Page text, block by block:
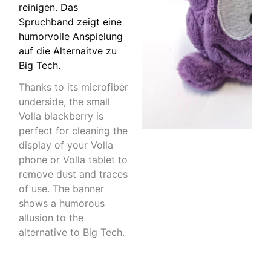
reinigen. Das
Spruchband zeigt eine
humorvolle Anspielung
auf die Alternaitve zu
Big Tech.
Thanks to its microfiber
underside, the small
Volla blackberry is
perfect for cleaning the
display of your Volla
phone or Volla tablet to
remove dust and traces
of use. The banner
shows a humorous
allusion to the
alternative to Big Tech.